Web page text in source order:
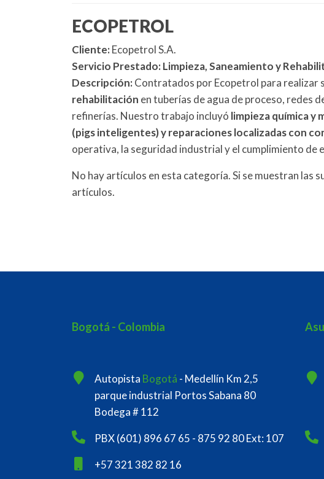
ECOPETROL
Cliente: Ecopetrol S.A.
Servicio Prestado: Limpieza, Saneamiento y
Descripción: Contratados por Ecopetrol para realizar
rehabilitación en tuberías de agua de proceso, redes
refinerías. Nuestro trabajo incluyó limpieza química y
(pigs inteligentes) y reparaciones localizadas con
operativa, la seguridad industrial y el cumplimiento de
No hay artículos en esta categoría. Si se muestran las
artículos.
Bogotá - Colombia
Autopista Bogotá - Medellín Km 2,5
parque industrial Portos Sabana 80
Bodega # 112
PBX (601) 896 67 65 - 875 92 80 Ext: 107
+57 321 382 82 16